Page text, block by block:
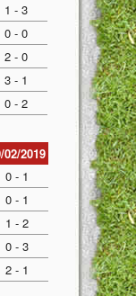
1 - 3
0 - 0
2 - 0
3 - 1
0 - 2
02/2019
0 - 1
0 - 1
1 - 2
0 - 3
2 - 1